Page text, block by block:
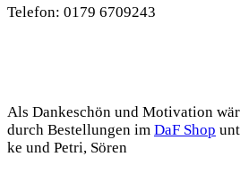
Tele­fon: 0179 6709243
Als Dan­ke­schön und Moti­va­ti­on
durch Bestel­lun­gen im DaF Shop
ke und Petri, Sören